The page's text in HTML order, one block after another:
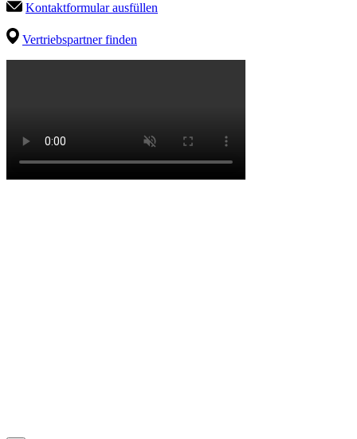
Kontaktformular ausfüllen
Vertriebspartner finden